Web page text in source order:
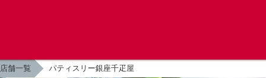
店舗一覧 パティスリー銀座千疋屋